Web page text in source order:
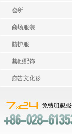
会所
商场服装
防护服
其他配饰
广告文化衫